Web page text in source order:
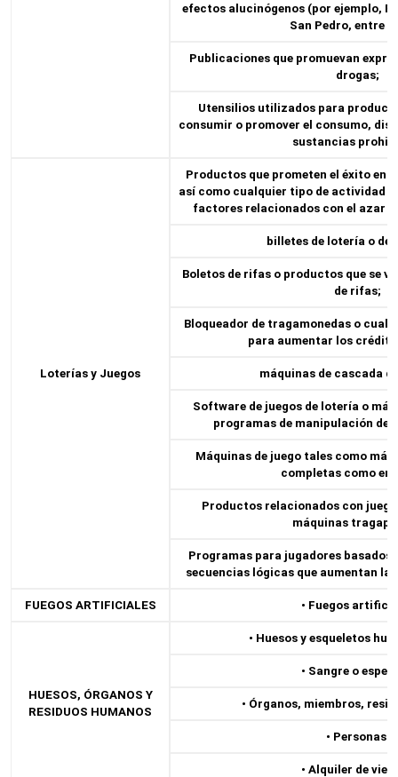
efectos alucinógenos (por ejemplo,
San Pedro, entre
Publicaciones que promuevan
drogas;
Utensilios utilizados para
consumir o promover el consumo,
sustancias
Loterías y Juegos
Productos que prometen el éxito en
así como cualquier tipo de actividad
factores relacionados con el azar
billetes de lotería o de
Boletos de rifas o productos que se
de rifas;
Bloqueador de tragamonedas o
para aumentar los
máquinas de cascada
Software de juegos de lotería o
programas de manipulación de
Máquinas de juego tales como
completas como en
Productos relacionados con
máquinas
Programas para jugadores
secuencias lógicas que aumentan
FUEGOS ARTIFICIALES • Fuegos
HUESOS, ÓRGANOS Y
RESIDUOS HUMANOS
• Huesos y esqueletos
• Sangre o
• Órganos, miembros,
• Personas.
• Alquiler de